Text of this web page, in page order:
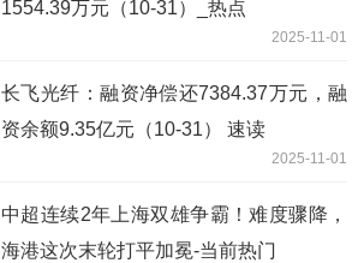
1554.39万元（10-31）_热点
2025-11-01
长飞光纤：融资净偿还7384.37万元，融
资余额9.35亿元（10-31） 速读
2025-11-01
中超连续2年上海双雄争霸！难度骤降，
海港这次末轮打平加冕-当前热门